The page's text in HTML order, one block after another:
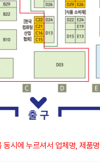
시에 누르셔서 업체명, 제품